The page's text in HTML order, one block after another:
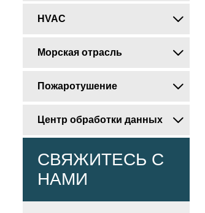
HVAC 
Морская отрасль 
Пожаротушение 
Центр обработки данных 
СВЯЖИТЕСЬ С
НАМИ